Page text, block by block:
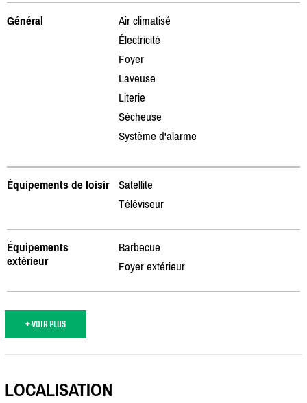
Général
Air climatisé
Électricité
Foyer
Laveuse
Literie
Sécheuse
Système d'alarme
Équipements de loisir
Satellite
Téléviseur
Équipements
extérieur
Barbecue
Foyer extérieur
+ VOIR PLUS
LOCALISATION